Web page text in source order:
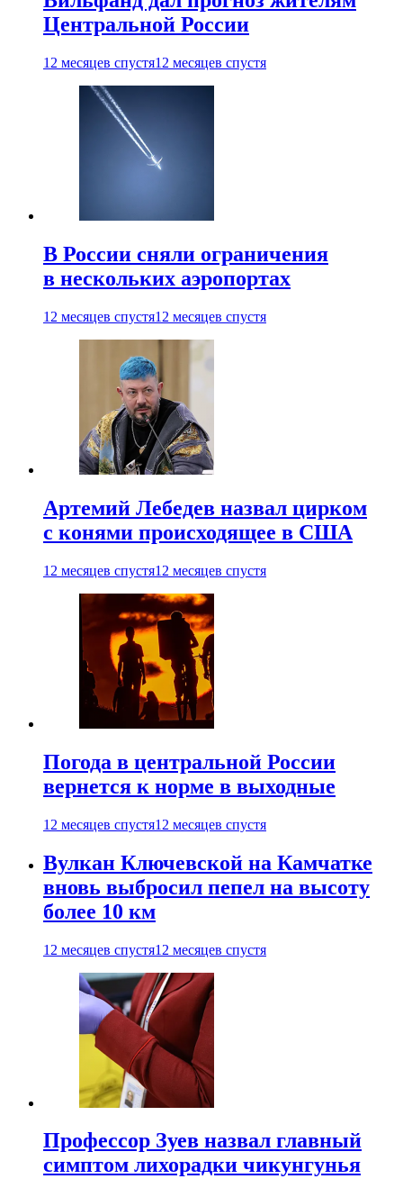
Центральной России
12 месяцев спустя12 месяцев спустя
В России сняли ограничения
в нескольких аэропортах
12 месяцев спустя12 месяцев спустя
Артемий Лебедев назвал цирком
с конями происходящее в США
12 месяцев спустя12 месяцев спустя
Погода в центральной России
вернется к норме в выходные
12 месяцев спустя12 месяцев спустя
Вулкан Ключевской на Камчатке
вновь выбросил пепел на высоту
более 10 км
12 месяцев спустя12 месяцев спустя
Профессор Зуев назвал главный
симптом лихорадки чикунгунья